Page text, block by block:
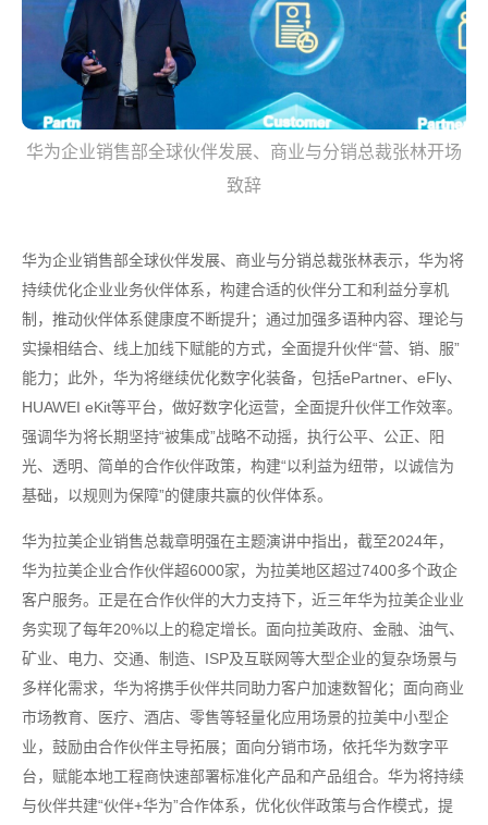
华为企业销售部全球伙伴发展、商业与分销总裁张林开场
致辞
华为企业销售部全球伙伴发展、商业与分销总裁张林表示，华为将
持续优化企业业务伙伴体系，构建合适的伙伴分工和利益分享机
制，推动伙伴体系健康度不断提升；通过加强多语种内容、理论与
实操相结合、线上加线下赋能的方式，全面提升伙伴“营、销、服”
能力；此外，华为将继续优化数字化装备，包括ePartner、eFly、
HUAWEI eKit等平台，做好数字化运营，全面提升伙伴工作效率。
强调华为将长期坚持“被集成”战略不动摇，执行公平、公正、阳
光、透明、简单的合作伙伴政策，构建“以利益为纽带，以诚信为
基础，以规则为保障”的健康共赢的伙伴体系。
华为拉美企业销售总裁章明强在主题演讲中指出，截至2024年，
华为拉美企业合作伙伴超6000家，为拉美地区超过7400多个政企
客户服务。正是在合作伙伴的大力支持下，近三年华为拉美企业业
务实现了每年20%以上的稳定增长。面向拉美政府、金融、油气、
矿业、电力、交通、制造、ISP及互联网等大型企业的复杂场景与
多样化需求，华为将携手伙伴共同助力客户加速数智化；面向商业
市场教育、医疗、酒店、零售等轻量化应用场景的拉美中小型企
业，鼓励由合作伙伴主导拓展；面向分销市场，依托华为数字平
台，赋能本地工程商快速部署标准化产品和产品组合。华为将持续
与伙伴共建“伙伴+华为”合作体系，优化伙伴政策与合作模式，提